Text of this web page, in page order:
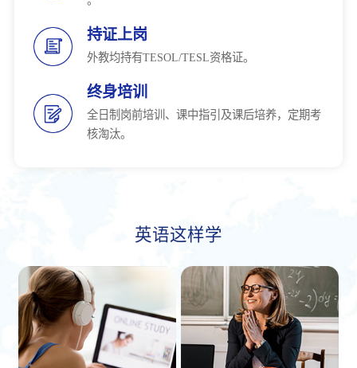
持证上岗
外教均持有TESOL/TESL资格证。
终身培训
全日制岗前培训、课中指引及课后培养，定期考
核淘汰。
英语这样学